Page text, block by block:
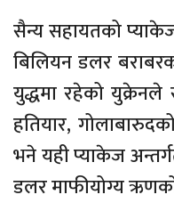
सैन्य सहायतको
बिलियन डलर
युद्धमा रहेको युक्रेनले
हतियार,
भने यही प्याकेज
डलर माफीयोग्य